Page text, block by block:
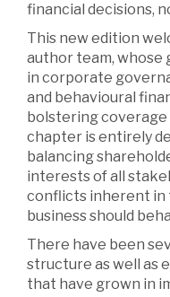
financial decisions,
This new edition
author team, whose
in corporate
and behavioural
bolstering coverage
chapter is entirely
balancing
interests of all
conflicts inherent in
business should
There have been
structure as well as
that have grown in